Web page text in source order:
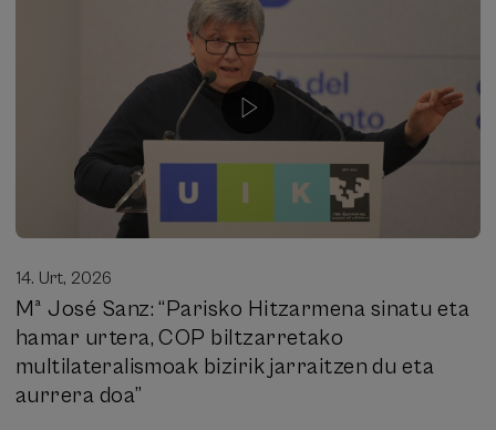
14. Urt, 2026
Mª José Sanz: “Parisko Hitzarmena sinatu eta
hamar urtera, COP biltzarretako
multilateralismoak bizirik jarraitzen du eta
aurrera doa”